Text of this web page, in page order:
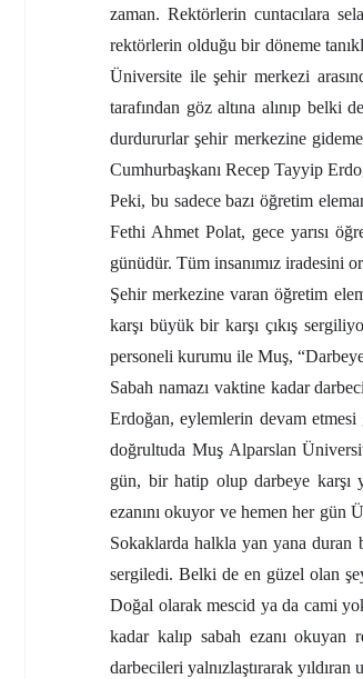
zaman. Rektörlerin cuntacılara
rektörlerin olduğu bir döneme
Üniversite ile şehir merkezi
tarafından göz altına alınıp
durdururlar şehir merkezine
Cumhurbaşkanı Recep Tayyip
Peki, bu sadece bazı öğretim
Fethi Ahmet Polat, gece yarısı
günüdür. Tüm insanımız iradesini
Şehir merkezine varan öğretim
karşı büyük bir karşı çıkış
personeli kurumu ile Muş,
Sabah namazı vaktine kadar
Erdoğan, eylemlerin devam
doğrultuda Muş Alparslan
gün, bir hatip olup darbeye karşı
ezanını okuyor ve hemen her gün
Sokaklarda halkla yan yana
sergiledi. Belki de en güzel olan
Doğal olarak mescid ya da cami
kadar kalıp sabah ezanı okuyan
darbecileri yalnızlaştırarak